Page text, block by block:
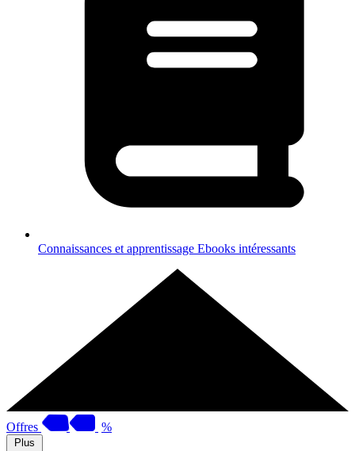
Connaissances et apprentissage Ebooks intéressants
Offres %
Plus